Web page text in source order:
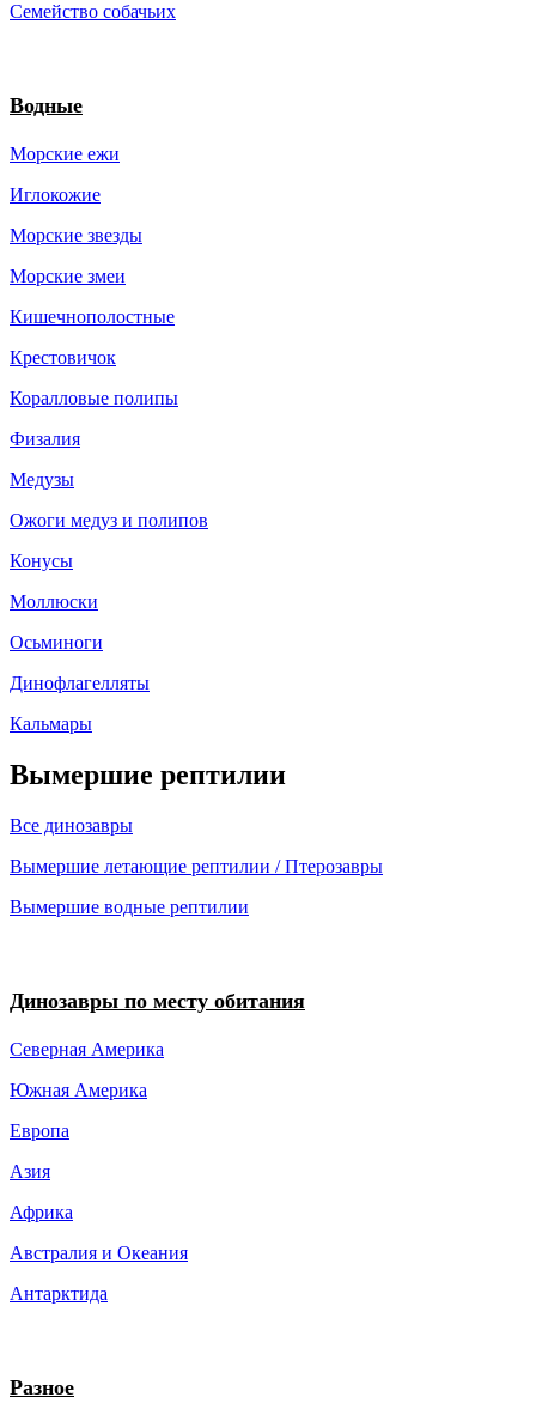
Семейство собачьих
Водные
Морские ежи
Иглокожие
Морские звезды
Морские змеи
Кишечнополостные
Крестовичок
Коралловые полипы
Физалия
Медузы
Ожоги медуз и полипов
Конусы
Моллюски
Осьминоги
Динофлагелляты
Кальмары
Вымершие рептилии
Все динозавры
Вымершие летающие рептилии / Птерозавры
Вымершие водные рептилии
Динозавры по месту обитания
Северная Америка
Южная Америка
Европа
Азия
Африка
Австралия и Океания
Антарктида
Разное